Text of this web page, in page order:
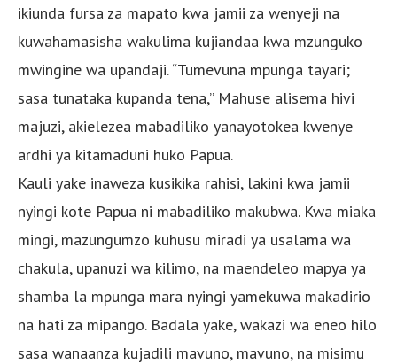
ikiunda fursa za mapato kwa jamii za wenyeji na
kuwahamasisha wakulima kujiandaa kwa mzunguko
mwingine wa upandaji. “Tumevuna mpunga tayari;
sasa tunataka kupanda tena,” Mahuse alisema hivi
majuzi, akielezea mabadiliko yanayotokea kwenye
ardhi ya kitamaduni huko Papua.
Kauli yake inaweza kusikika rahisi, lakini kwa jamii
nyingi kote Papua ni mabadiliko makubwa. Kwa miaka
mingi, mazungumzo kuhusu miradi ya usalama wa
chakula, upanuzi wa kilimo, na maendeleo mapya ya
shamba la mpunga mara nyingi yamekuwa makadirio
na hati za mipango. Badala yake, wakazi wa eneo hilo
sasa wanaanza kujadili mavuno, mavuno, na misimu